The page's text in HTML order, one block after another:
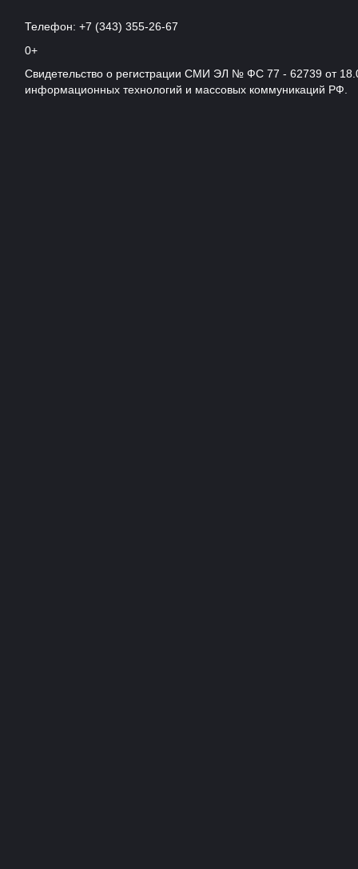
Телефон: +7 (343) 355-26-67
0+
Свидетельство о регистрации СМИ ЭЛ № ФС 77 - 62739 от
информационных технологий и массовых коммуникаций РФ.